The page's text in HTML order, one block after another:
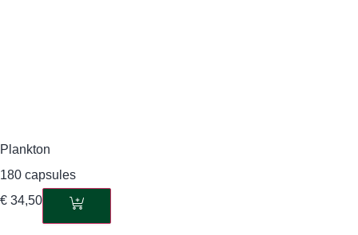
Plankton
180 capsules
€ 34,50